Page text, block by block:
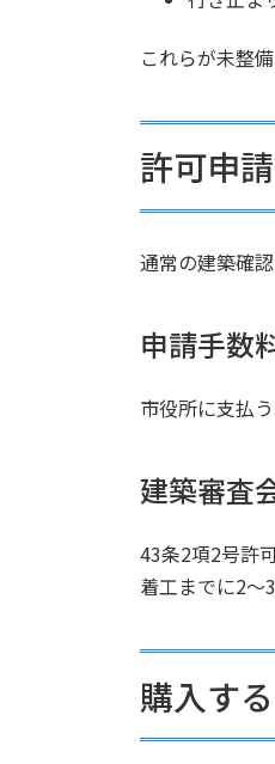
これらが未整
許可申
通常の建築確
申請手数
市役所に支払
建築審査
43条2項2号許
着工までに2～
購入す